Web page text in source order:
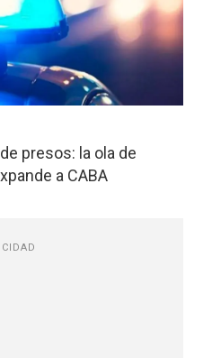
presos: la ola de
a CABA